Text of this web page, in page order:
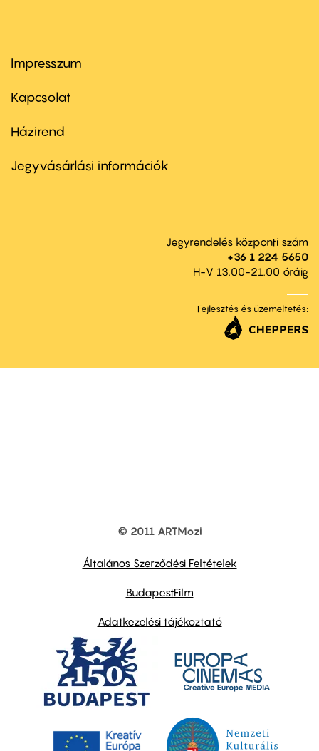
Footer
first
Impresszum
Kapcsolat
Footer
second
Házirend
Jegyvásárlási információk
Jegyrendelés központi szám
+36 1 224 5650
H-V 13.00-21.00 óráig
Fejlesztés és üzemeltetés:
© 2011 ARTMozi
Általános Szerződési Feltételek
BudapestFilm
Adatkezelési tájékoztató